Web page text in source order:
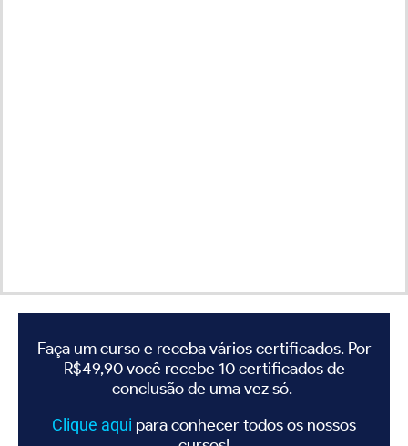
Faça um curso e receba vários certificados. Por
R$49,90 você recebe 10 certificados de
conclusão de uma vez só.
Clique aqui para conhecer todos os nossos